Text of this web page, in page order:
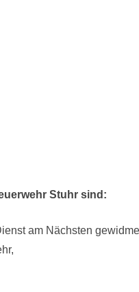
Stuhr sind:
am Nächsten